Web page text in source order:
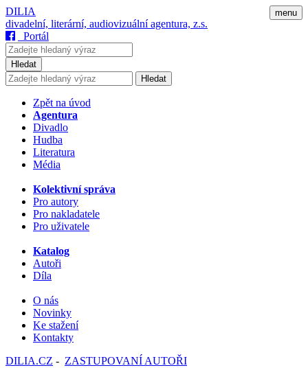
menu
DILIA
divadelní, literární, audiovizuální agentura, z.s.
Portál
Hledat
Hledat
Zpět na úvod
Agentura
Divadlo
Hudba
Literatura
Média
Kolektivní správa
Pro autory
Pro nakladatele
Pro uživatele
Katalog
Autoři
Díla
O nás
Novinky
Ke stažení
Kontakty
DILIA.CZ - ZASTUPOVANÍ AUTOŘI